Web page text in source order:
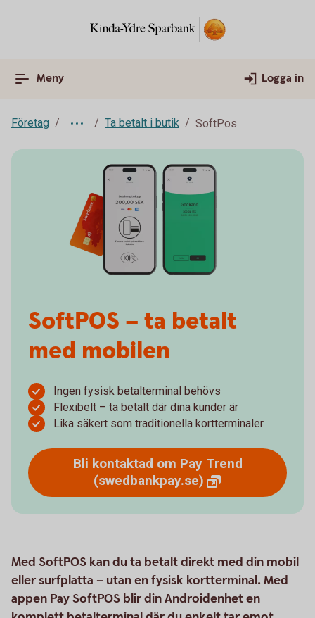
Meny Logga in
Företag Ta betalt i butik SoftPos
SoftPOS – ta betalt
med mobilen
Ingen fysisk betalterminal behövs
Flexibelt – ta betalt där dina kunder är
Lika säkert som traditionella kortterminaler
Bli kontaktad om Pay Trend
(swedbankpay.se)
Med SoftPOS kan du ta betalt direkt med din mobil
eller surfplatta – utan en fysisk kortterminal. Med
appen Pay SoftPOS blir din Androidenhet en